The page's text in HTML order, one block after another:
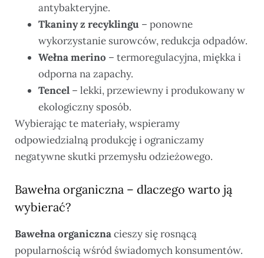
antybakteryjne.
Tkaniny z recyklingu – ponowne
wykorzystanie surowców, redukcja odpadów.
Wełna merino – termoregulacyjna, miękka i
odporna na zapachy.
Tencel – lekki, przewiewny i produkowany w
ekologiczny sposób.
Wybierając te materiały, wspieramy
odpowiedzialną produkcję i ograniczamy
negatywne skutki przemysłu odzieżowego.
Bawełna organiczna – dlaczego warto ją
wybierać?
Bawełna organicznacieszy się rosnącą
popularnością wśród świadomych konsumentów.